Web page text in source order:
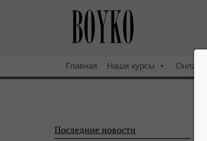
Главная Наши курсы Онлайн
Последние новости